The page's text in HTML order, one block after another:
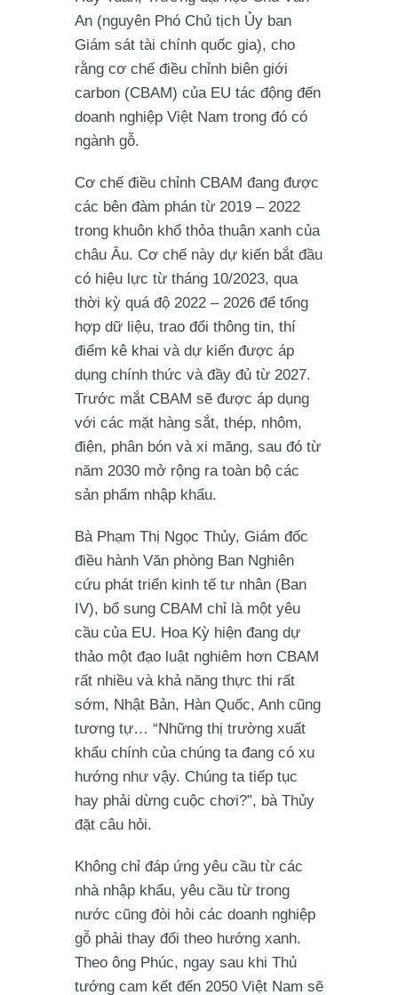
An (nguyên Phó Chủ tịch Ủy ban
Giám sát tài chính quốc gia), cho
rằng cơ chế điều chỉnh biên giới
carbon (CBAM) của EU tác động đến
doanh nghiệp Việt Nam trong đó có
ngành gỗ.
Cơ chế điều chỉnh CBAM đang được
các bên đàm phán từ 2019 – 2022
trong khuôn khổ thỏa thuận xanh của
châu Âu. Cơ chế này dự kiến bắt đầu
có hiệu lực từ tháng 10/2023, qua
thời kỳ quá độ 2022 – 2026 để tổng
hợp dữ liệu, trao đổi thông tin, thí
điểm kê khai và dự kiến được áp
dụng chính thức và đầy đủ từ 2027.
Trước mắt CBAM sẽ được áp dụng
với các mặt hàng sắt, thép, nhôm,
điện, phân bón và xi măng, sau đó từ
năm 2030 mở rộng ra toàn bộ các
sản phẩm nhập khẩu.
Bà Phạm Thị Ngọc Thủy, Giám đốc
điều hành Văn phòng Ban Nghiên
cứu phát triển kinh tế tư nhân (Ban
IV), bổ sung CBAM chỉ là một yêu
cầu của EU. Hoa Kỳ hiện đang dự
thảo một đạo luật nghiêm hơn CBAM
rất nhiều và khả năng thực thi rất
sớm, Nhật Bản, Hàn Quốc, Anh cũng
tương tự… “Những thị trường xuất
khẩu chính của chúng ta đang có xu
hướng như vậy. Chúng ta tiếp tục
hay phải dừng cuộc chơi?”, bà Thủy
đặt câu hỏi.
Không chỉ đáp ứng yêu cầu từ các
nhà nhập khẩu, yêu cầu từ trong
nước cũng đòi hỏi các doanh nghiệp
gỗ phải thay đổi theo hướng xanh.
Theo ông Phúc, ngay sau khi Thủ
tướng cam kết đến 2050 Việt Nam sẽ